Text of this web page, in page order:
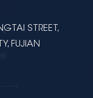
STREET,
FUJIAN